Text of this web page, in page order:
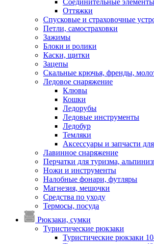
Соединительные элементы
Оттяжки
Спусковые и страховочные
Петли, самостраховки
Зажимы
Блоки и ролики
Каски, щитки
Зацепы
Скальные крючья, френды,
Ледовое снаряжение
Клювы
Кошки
Ледорубы
Ледовые инструменты
Ледобур
Темляки
Аксессуары и запчасти
Лавинное снаряжение
Перчатки для туризма,
Ножи и инструменты
Налобные фонари, футляры
Магнезия, мешочки
Средства по уходу
Термосы, посуда
Рюкзаки, сумки
Туристические рюкзаки
Туристические рюкзаки